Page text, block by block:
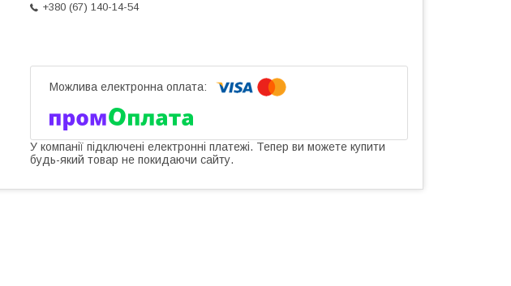
+380 (67) 140-14-54
У компанії підключені електронні платежі. Тепер ви можете купити
будь-який товар не покидаючи сайту.